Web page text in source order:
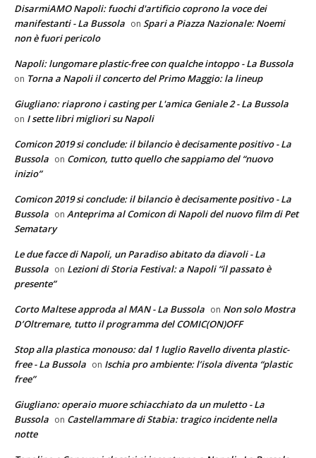
DisarmiAMO Napoli: fuochi d'artificio coprono la voce dei
manifestanti - La Bussola on Spari a Piazza Nazionale: Noemi
non è fuori pericolo
Napoli: lungomare plastic-free con qualche intoppo - La Bussola
on Torna a Napoli il concerto del Primo Maggio: la lineup
Giugliano: riaprono i casting per L'amica Geniale 2 - La Bussola
on I sette libri migliori su Napoli
Comicon 2019 si conclude: il bilancio è decisamente positivo - La
Bussola on Comicon, tutto quello che sappiamo del “nuovo
inizio”
Comicon 2019 si conclude: il bilancio è decisamente positivo - La
Bussola on Anteprima al Comicon di Napoli del nuovo film di Pet
Sematary
Le due facce di Napoli, un Paradiso abitato da diavoli - La
Bussola on Lezioni di Storia Festival: a Napoli “il passato è
presente”
Corto Maltese approda al MAN - La Bussola on Non solo Mostra
D’Oltremare, tutto il programma del COMIC(ON)OFF
Stop alla plastica monouso: dal 1 luglio Ravello diventa plastic-
free - La Bussola on Ischia pro ambiente: l’isola diventa “plastic
free”
Giugliano: operaio muore schiacchiato da un muletto - La
Bussola on Castellammare di Stabia: tragico incidente nella
notte